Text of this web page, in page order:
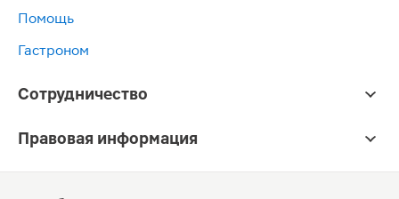
Помощь
Гастроном
Сотрудничество
Правовая информация